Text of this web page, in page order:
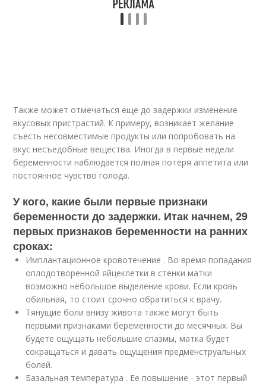
Также может отмечаться еще до задержки изменение
вкусовых пристрастий. К примеру, возникает желание
съесть несовместимые продукты или попробовать на
вкус несъедобные вещества. Иногда в первые недели
беременности наблюдается полная потеря аппетита или
постоянное чувство голода.
У кого, какие были первые признаки
беременности до задержки. Итак начнем, 29
первых признаков беременности на ранних
сроках:
Имплантационное кровотечение . Во время попадания
оплодотворенной яйцеклетки в стенки матки
возможно небольшое выделение крови. Если кровь
обильная, то стоит срочно обратиться к врачу.
Тянущие боли внизу живота также могут быть
первыми признаками беременности до месячных. Вы
будете ощущать небольшие спазмы, матка будет
сокращаться и давать ощущения предменструальных
болей.
Базальная температура . Ее повышение - этот первый